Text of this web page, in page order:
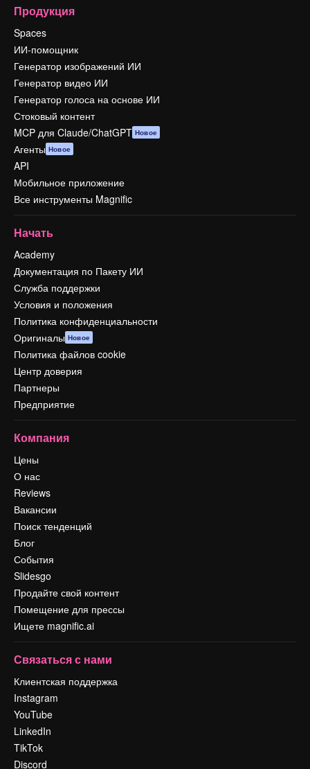
Продукция
Spaces
ИИ-помощник
Генератор изображений ИИ
Генератор видео ИИ
Генератор голоса на основе ИИ
Стоковый контент
MCP для Claude/ChatGPT Новое
Агенты Новое
API
Мобильное приложение
Все инструменты Magnific
Начать
Academy
Документация по Пакету ИИ
Служба поддержки
Условия и положения
Политика конфиденциальности
Оригиналы Новое
Политика файлов cookie
Центр доверия
Партнеры
Предприятие
Компания
Цены
О нас
Reviews
Вакансии
Поиск тенденций
Блог
События
Slidesgo
Продайте свой контент
Помещение для прессы
Ищете magnific.ai
Связаться с нами
Клиентская поддержка
Instagram
YouTube
LinkedIn
TikTok
Discord